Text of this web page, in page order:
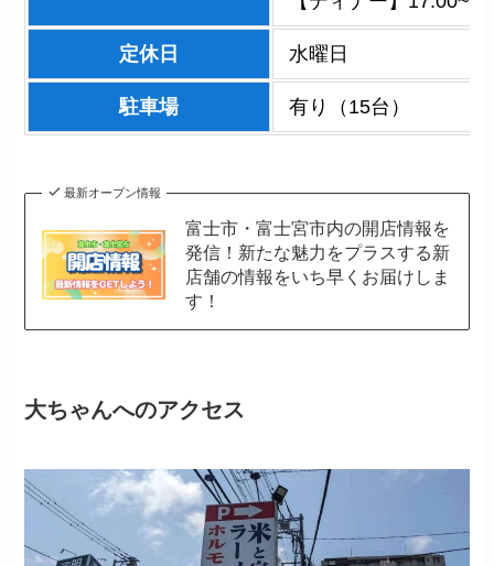
定休日 水曜日
駐車場 有り（15台）
最新オープン情報
富士市・富士宮市内の開店情報を
発信！新たな魅力をプラスする新
店舗の情報をいち早くお届けしま
す！
大ちゃんへのアクセス